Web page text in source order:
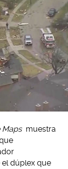
Maps muestra
dúplex que